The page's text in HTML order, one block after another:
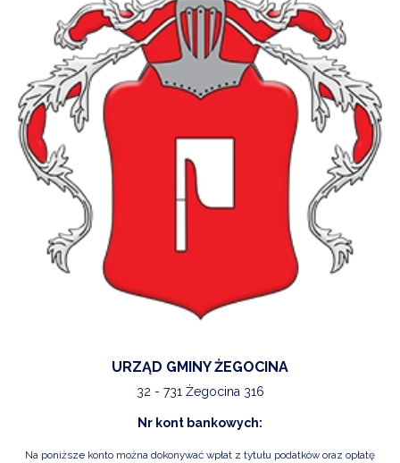
URZĄD GMINY ŻEGOCINA
32 - 731 Żegocina 316
Nr kont bankowych:
Na poniższe konto można dokonywać wpłat z tytułu podatków oraz opłatę